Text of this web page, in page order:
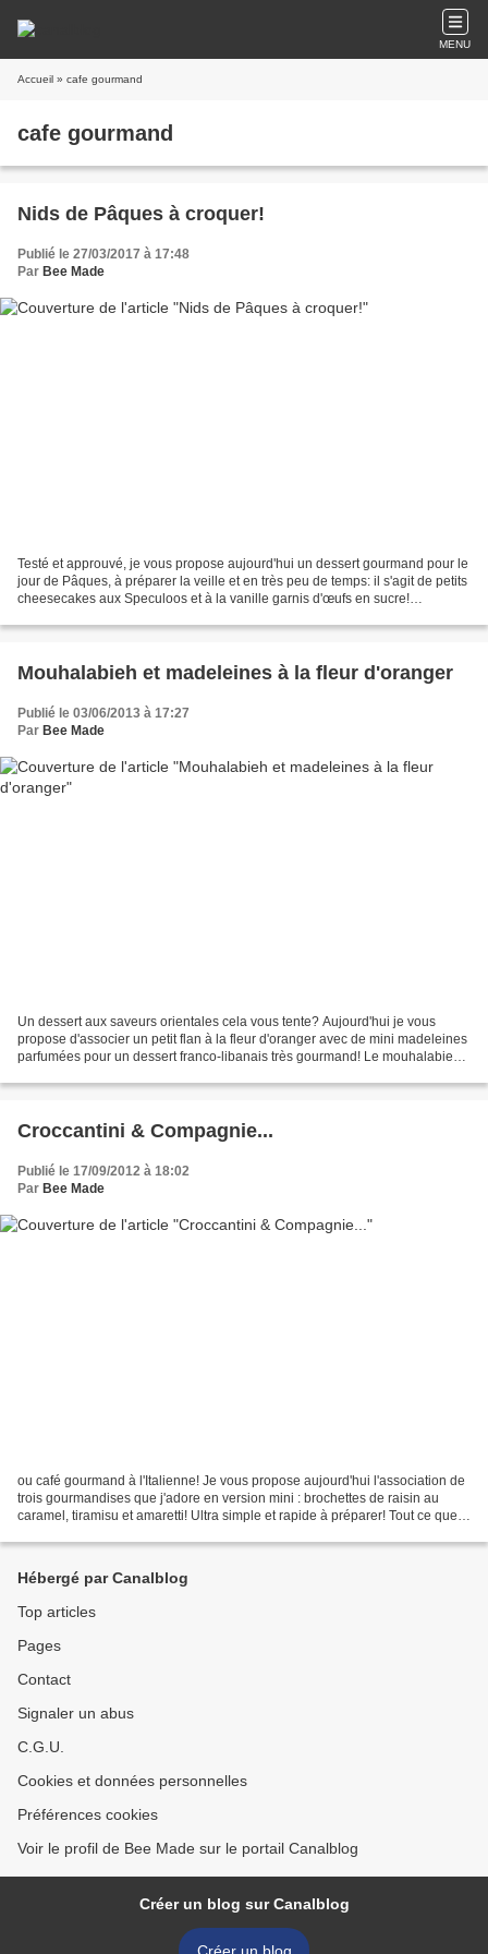
MENU
Accueil » cafe gourmand
cafe gourmand
Nids de Pâques à croquer!
Publié le 27/03/2017 à 17:48
Par Bee Made
Testé et approuvé, je vous propose aujourd'hui un dessert gourmand pour le
jour de Pâques, à préparer la veille et en très peu de temps: il s'agit de petits
cheesecakes aux Speculoos et à la vanille garnis d'œufs en sucre!
Mouhalabieh et madeleines à la fleur d'oranger
Publié le 03/06/2013 à 17:27
Par Bee Made
Un dessert aux saveurs orientales cela vous tente? Aujourd'hui je vous
propose d'associer un petit flan à la fleur d'oranger avec de mini madeleines
parfumées pour un dessert franco-libanais très gourmand! Le mouhalabieh
Croccantini & Compagnie...
Publié le 17/09/2012 à 18:02
Par Bee Made
ou café gourmand à l'Italienne! Je vous propose aujourd'hui l'association de
trois gourmandises que j'adore en version mini : brochettes de raisin au
caramel, tiramisu et amaretti! Ultra simple et rapide à préparer! Tout ce que
Hébergé par Canalblog
Top articles
Pages
Contact
Signaler un abus
C.G.U.
Cookies et données personnelles
Préférences cookies
Voir le profil de Bee Made sur le portail Canalblog
Créer un blog sur Canalblog